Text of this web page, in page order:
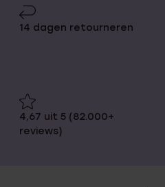
14 dagen retourneren
4,67 uit 5 (82.000+
reviews)